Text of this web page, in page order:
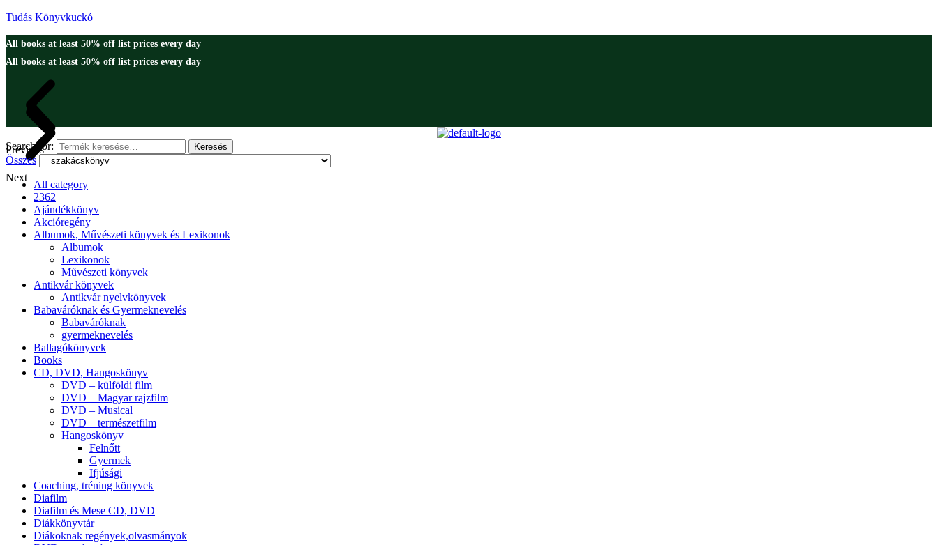
Tudás Könyvkuckó
All books at least 50% off list prices every day
All books at least 50% off list prices every day
Previous
Next
Search for: Keresés
Összes
All category
2362
Ajándékkönyv
Akcióregény
Albumok, Művészeti könyvek és Lexikonok
Albumok
Lexikonok
Művészeti könyvek
Antikvár könyvek
Antikvár nyelvkönyvek
Babaváróknak és Gyermeknevelés
Babaváróknak
gyermeknevelés
Ballagókönyvek
Books
CD, DVD, Hangoskönyv
DVD – külföldi film
DVD – Magyar rajzfilm
DVD – Musical
DVD – természetfilm
Hangoskönyv
Felnőtt
Gyermek
Ifjúsági
Coaching, tréning könyvek
Diafilm
Diafilm és Mese CD, DVD
Diákkönyvtár
Diákoknak regények,olvasmányok